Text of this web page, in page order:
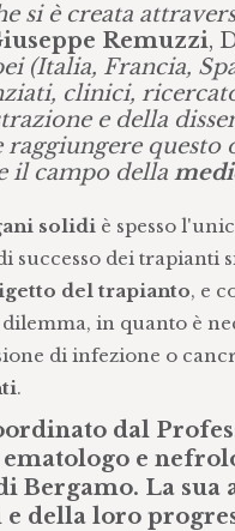
si è creata
Remuzzi,
(Italia, Francia,
clinici,
e della
raggiungere
il campo della
solidiè spesso
successo dei
del trapianto, e
in quanto è
di infezione o
.
dal
e
Bergamo. La
della loro